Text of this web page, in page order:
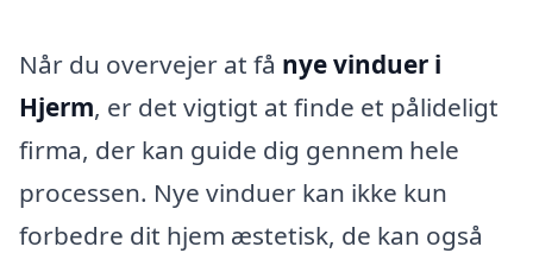
Når du overvejer at få nye vinduer i
Hjerm, er det vigtigt at finde et pålideligt
firma, der kan guide dig gennem hele
processen. Nye vinduer kan ikke kun
forbedre dit hjem æstetisk, de kan også